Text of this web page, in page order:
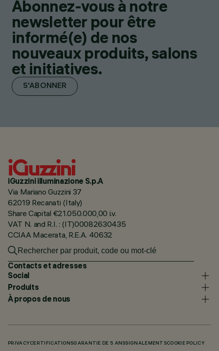
Abonnez-vous à notre
newsletter pour être
informé(e) de nos
nouveaux produits, salons
et initiatives.
S'ABONNER
iGuzzini illuminazione S.p.A
Via Mariano Guzzini 37
62019 Recanati (Italy)
Share Capital €21.050.000,00 i.v.
VAT N. and R.I. : (IT)00082630435
CCIAA Macerata, R.E.A. 40632
Contacts et adresses
Social
Produits
À propos de nous
PRIVACY CERTIFICATIONSGARANTIE DE 5 ANSSIGNALEMENTSCOOKIE POLICY